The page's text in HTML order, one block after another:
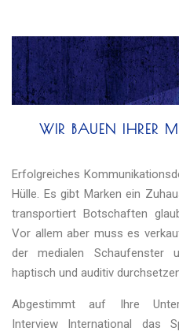
WIR BAUEN IHRER
Erfolgreiches
Hülle. Es gibt Marken ein
transportiert Botschaften
Vor allem aber muss es
der medialen Schaufenster
haptisch und auditiv
Abgestimmt auf Ihre
Interview International das